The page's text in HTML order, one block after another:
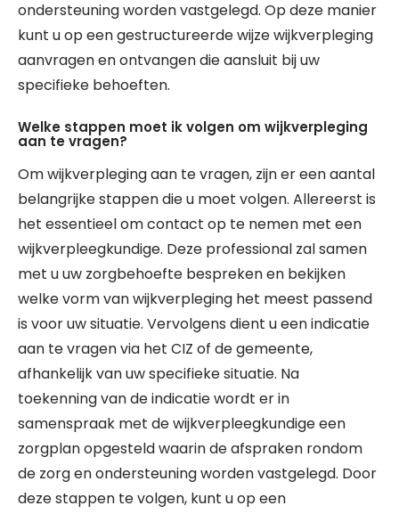
ondersteuning worden vastgelegd. Op deze manier
kunt u op een gestructureerde wijze wijkverpleging
aanvragen en ontvangen die aansluit bij uw
specifieke behoeften.
Welke stappen moet ik volgen om wijkverpleging
aan te vragen?
Om wijkverpleging aan te vragen, zijn er een aantal
belangrijke stappen die u moet volgen. Allereerst is
het essentieel om contact op te nemen met een
wijkverpleegkundige. Deze professional zal samen
met u uw zorgbehoefte bespreken en bekijken
welke vorm van wijkverpleging het meest passend
is voor uw situatie. Vervolgens dient u een indicatie
aan te vragen via het CIZ of de gemeente,
afhankelijk van uw specifieke situatie. Na
toekenning van de indicatie wordt er in
samenspraak met de wijkverpleegkundige een
zorgplan opgesteld waarin de afspraken rondom
de zorg en ondersteuning worden vastgelegd. Door
deze stappen te volgen, kunt u op een